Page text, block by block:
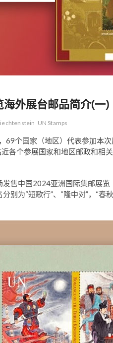
外展台邮品简介(一)
UN Stamps
69个国家（地区）代表参加本
各个参展国家和地区邮政和相
售中国2024亚洲国际集邮展
别为“短歌行”、“隆中对”，“春